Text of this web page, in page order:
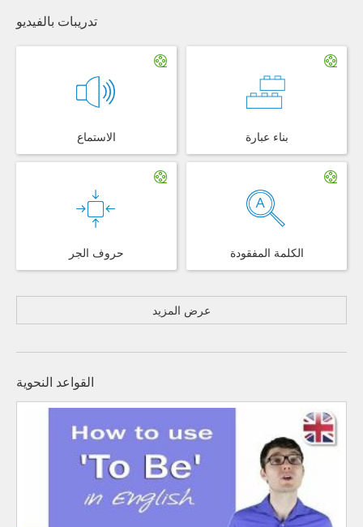
تدريبات بالفيديو
الاستماع بناء عبارة
حروف الجر الكلمة المفقودة
عرض المزيد
القواعد النحوية